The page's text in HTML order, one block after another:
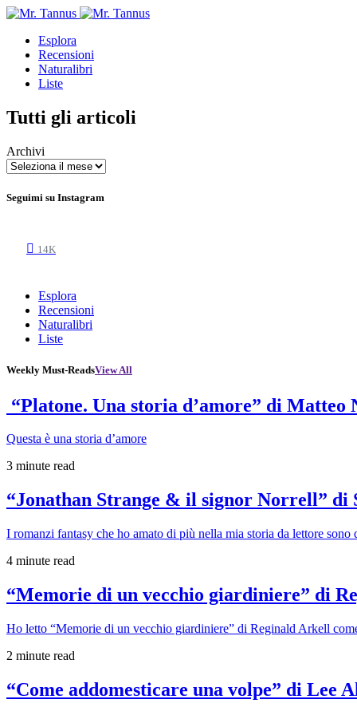
Esplora
Recensioni
Naturalibri
Liste
Tutti gli articoli
Archivi
Seguimi su Instagram
14K
Esplora
Recensioni
Naturalibri
Liste
Weekly Must-ReadsView All
“Platone. Una storia d’amore” di Matteo
Questa è una storia d’amore
3 minute read
“Jonathan Strange & il signor Norrell” di
I romanzi fantasy che ho amato di più nella mia storia da lettore sono
4 minute read
“Memorie di un vecchio giardiniere” di
Ho letto “Memorie di un vecchio giardiniere” di Reginald Arkell
2 minute read
“Come addomesticare una volpe” di Lee